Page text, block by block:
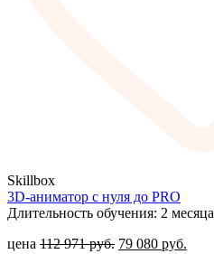
Skillbox
3D-аниматор с нуля до PRO
Длительность обучения: 2 месяца
цена 112 971руб. 79 080 руб.